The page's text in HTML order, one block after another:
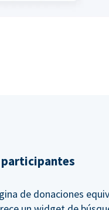
participantes
de donaciones